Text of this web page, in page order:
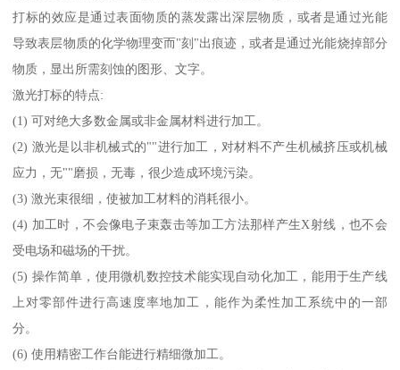
打标的效应是通过表面物质的蒸发露出深层物质，或者是通过光能
导致表层物质的化学物理变而"刻"出痕迹，或者是通过光能烧掉部分
物质，显出所需刻蚀的图形、文字。
激光打标的特点:
(1) 可对绝大多数金属或非金属材料进行加工。
(2) 激光是以非机械式的""进行加工，对材料不产生机械挤压或机械
应力，无""磨损，无毒，很少造成环境污染。
(3) 激光束很细，使被加工材料的消耗很小。
(4) 加工时，不会像电子束轰击等加工方法那样产生X射线，也不会
受电场和磁场的干扰。
(5) 操作简单，使用微机数控技术能实现自动化加工，能用于生产线
上对零部件进行高速度率地加工，能作为柔性加工系统中的一部
分。
(6) 使用精密工作台能进行精细微加工。